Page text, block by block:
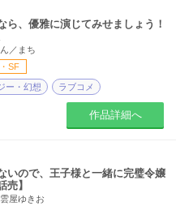
ら、優雅に演じてみせましょう！
／まち
SF
ー・幻想 ラブコメ
作品詳細へ
いので、王子様と一緒に完璧令嬢
売】
屋ゆきお